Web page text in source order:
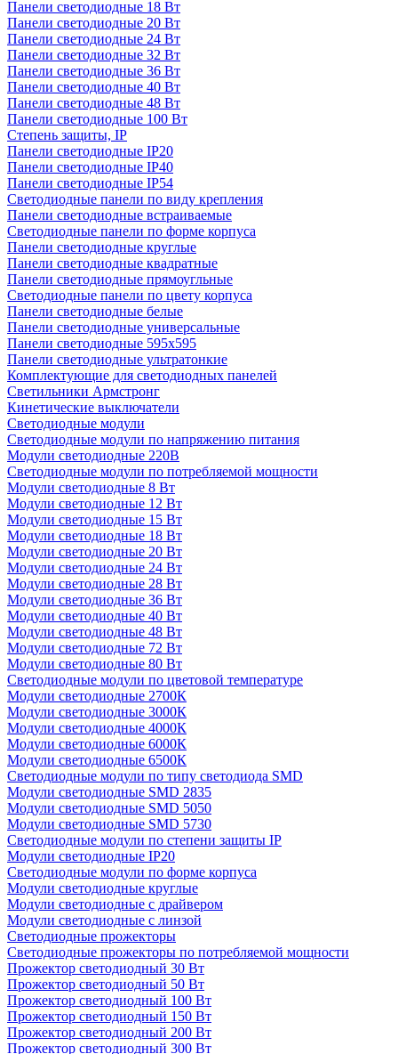
Панели светодиодные 18 Вт
Панели светодиодные 20 Вт
Панели светодиодные 24 Вт
Панели светодиодные 32 Вт
Панели светодиодные 36 Вт
Панели светодиодные 40 Вт
Панели светодиодные 48 Вт
Панели светодиодные 100 Вт
Степень защиты, IP
Панели светодиодные IP20
Панели светодиодные IP40
Панели светодиодные IP54
Светодиодные панели по виду крепления
Панели светодиодные встраиваемые
Светодиодные панели по форме корпуса
Панели светодиодные круглые
Панели светодиодные квадратные
Панели светодиодные прямоугльные
Светодиодные панели по цвету корпуса
Панели светодиодные белые
Панели светодиодные универсальные
Панели светодиодные 595х595
Панели светодиодные ультратонкие
Комплектующие для светодиодных панелей
Светильники Армстронг
Кинетические выключатели
Светодиодные модули
Светодиодные модули по напряжению питания
Модули светодиодные 220В
Светодиодные модули по потребляемой мощности
Модули светодиодные 8 Вт
Модули светодиодные 12 Вт
Модули светодиодные 15 Вт
Модули светодиодные 18 Вт
Модули светодиодные 20 Вт
Модули светодиодные 24 Вт
Модули светодиодные 28 Вт
Модули светодиодные 36 Вт
Модули светодиодные 40 Вт
Модули светодиодные 48 Вт
Модули светодиодные 72 Вт
Модули светодиодные 80 Вт
Светодиодные модули по цветовой температуре
Модули светодиодные 2700К
Модули светодиодные 3000К
Модули светодиодные 4000К
Модули светодиодные 6000К
Модули светодиодные 6500К
Светодиодные модули по типу светодиода SMD
Модули светодиодные SMD 2835
Модули светодиодные SMD 5050
Модули светодиодные SMD 5730
Светодиодные модули по степени защиты IP
Модули светодиодные IP20
Светодиодные модули по форме корпуса
Модули светодиодные круглые
Модули светодиодные с драйвером
Модули светодиодные с линзой
Светодиодные прожекторы
Светодиодные прожекторы по потребляемой мощности
Прожектор светодиодный 30 Вт
Прожектор светодиодный 50 Вт
Прожектор светодиодный 100 Вт
Прожектор светодиодный 150 Вт
Прожектор светодиодный 200 Вт
Прожектор светодиодный 300 Вт